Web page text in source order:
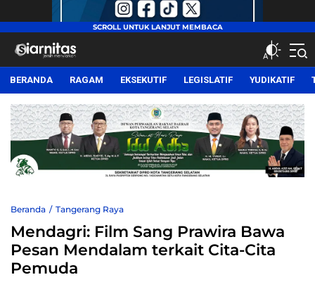
siarnitas
Jernih Menyiarkan
BERANDA RAGAM EKSEKUTIF LEGISLATIF YUDIKATIF
Beranda Tangerang Raya
Mendagri: Film Sang Prawira Bawa
Pesan Mendalam terkait Cita-Cita
Pemuda